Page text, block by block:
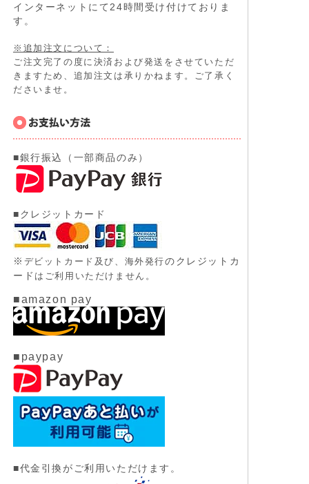
インターネットにて24時間受け付けておりま
す。
※追加注文について：
ご注文完了の度に決済および発送をさせていただ
きますため、追加注文は承りかねます。ご了承く
ださいませ。
■銀行振込（一部商品のみ）
■クレジットカード
※ デビットカード及び、 海外発行のクレジットカ
ード はご利用いただけません。
■amazon pay
■paypay
■代金引換がご利用いただけます。